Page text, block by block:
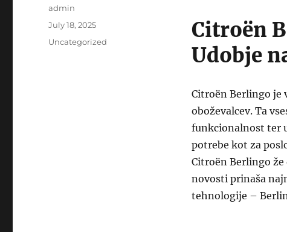
Citroën
Udobje
Citroën Berlingo je
oboževalcev. Ta
funkcionalnost ter
potrebe kot za
Citroën Berlingo
novosti prinaša
tehnologije –
Author
admin
Posted
July 18, 2025
Categories
Uncategorized